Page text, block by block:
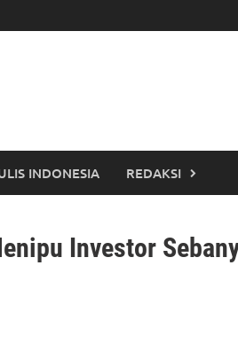
INDONESIA REDAKSI
Investor